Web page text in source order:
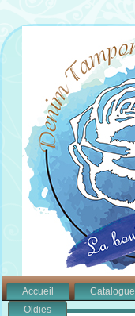
Accueil Catalogue
Oldies